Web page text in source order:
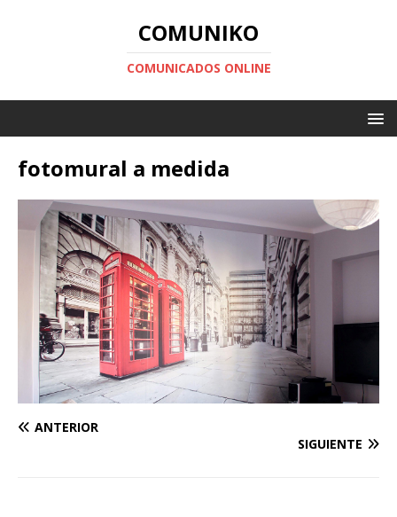
COMUNIKO
COMUNICADOS ONLINE
fotomural a medida
ANTERIOR
SIGUIENTE